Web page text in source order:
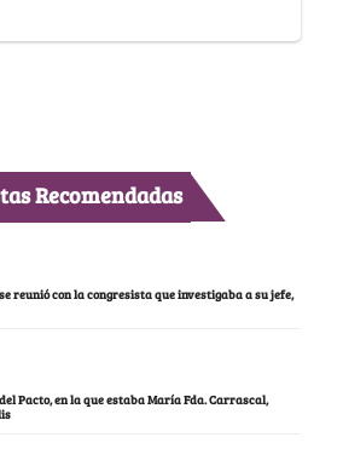
Recomendadas
reunió con la congresista que investigaba a su jefe,
Pacto, en la que estaba María Fda. Carrascal,